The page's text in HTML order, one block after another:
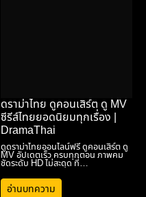
ดราม่าไทย ดูคอนเสิร์ต ดู MV
ซีรีส์ไทยยอดนิยมทุกเรื่อง |
DramaThai
ดูดราม่าไทยออนไลน์ฟรี ดูคอนเสิร์ต ดู
MV อัปเดตเร็ว ครบทุกตอน ภาพคม
ชัดระดับ HD ไม่สะดุด ที่
dramathai.com ศูนย์รวมละครและซี
รีส์ไทยยอดนิยมในปี 2025
อ่านบทความ